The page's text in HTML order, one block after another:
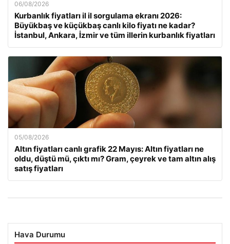
06/08/2026
Kurbanlık fiyatları il il sorgulama ekranı 2026:
Büyükbaş ve küçükbaş canlı kilo fiyatı ne kadar?
İstanbul, Ankara, İzmir ve tüm illerin kurbanlık fiyatları
05/08/2026
Altın fiyatları canlı grafik 22 Mayıs: Altın fiyatları ne
oldu, düştü mü, çıktı mı? Gram, çeyrek ve tam altın alış
satış fiyatları
Hava Durumu